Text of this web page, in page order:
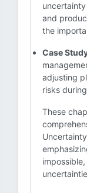
and
the
Case
adjusting
risks
These